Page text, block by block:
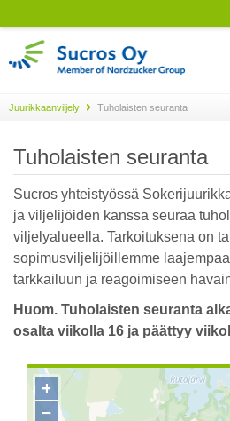
Juurikkaanviljely Tuholaisten seuranta
Tuholaisten seuranta
Sucros yhteistyössä
ja viljelijöiden kanssa seuraa
viljelyalueella. Tarkoituksena on
sopimusviljelijöillemme
tarkkailuun ja reagoimiseen
Huom. Tuholaisten seuranta
osalta viikolla 16 ja päättyy